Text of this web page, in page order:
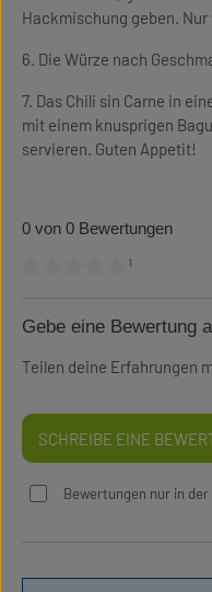
Hackmischung geben.
6. Die Würze nach
7. Das Chili sin Carne in
mit einem knusprigen
servieren. Guten Appetit!
0 von 0 Bewertungen
¹
Gebe eine Bewertung
Teilen deine Erfahrungen
SCHREIBE EINE
Bewertungen nur in